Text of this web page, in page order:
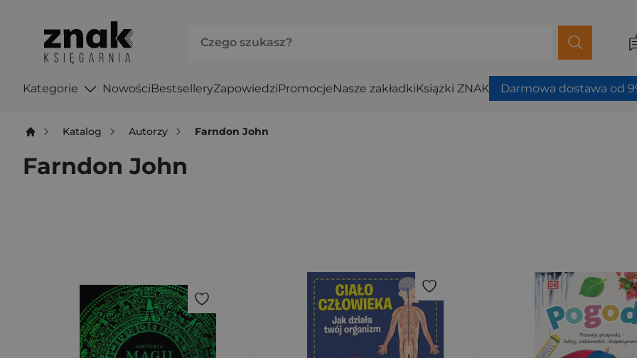
Kategorie NowościBestselleryZapowiedziPromocjeNasze zakładkiKsiążki ZNAK Darmowa dostawa od
Katalog Autorzy Farndon John
Farndon John